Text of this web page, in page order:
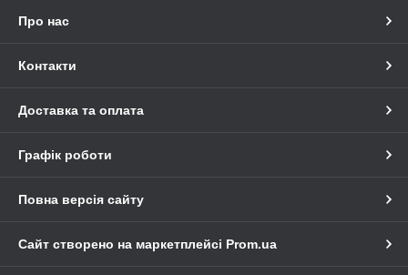
Про нас
Контакти
Доставка та оплата
Графік роботи
Повна версія сайту
Сайт створено на маркетплейсі Prom.ua